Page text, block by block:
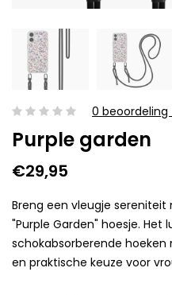
0 beoordeling
Purple garden
€29,95
Breng een vleugje sereniteit
"Purple Garden" hoesje. Het
schokabsorberende
en praktische keuze voor